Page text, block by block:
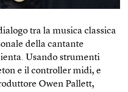
tra la musica classica
della cantante
Usando strumenti
e il controller midi, e
Owen Pallett,